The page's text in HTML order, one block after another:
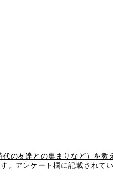
の友達との集まりなど）を教
。アンケート欄に記載されて